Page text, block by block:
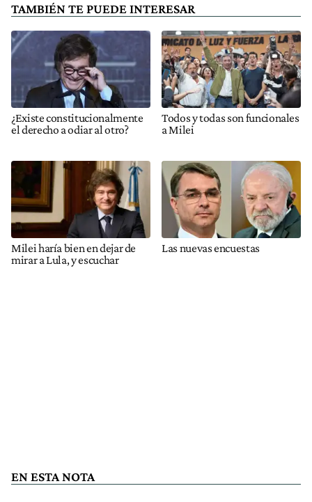
TAMBIÉN TE PUEDE INTERESAR
¿Existe constitucionalmente
el derecho a odiar al otro?
Todos y todas son funcionales
a Milei
Milei haría bien en dejar de
mirar a Lula, y escuchar
Las nuevas encuestas
EN ESTA NOTA